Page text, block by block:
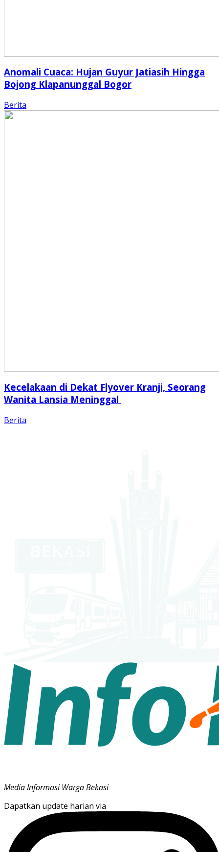
Anomali Cuaca: Hujan Guyur Jatiasih Hingga
Bojong Klapanunggal Bogor
Berita
Kecelakaan di Dekat Flyover Kranji, Seorang
Wanita Lansia Meninggal
Berita
Media Informasi Warga Bekasi
Dapatkan update harian via